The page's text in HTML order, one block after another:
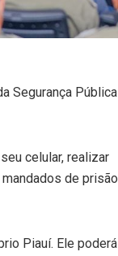
Segurança Pública
celular, realizar
de prisão
Piauí. Ele poderá